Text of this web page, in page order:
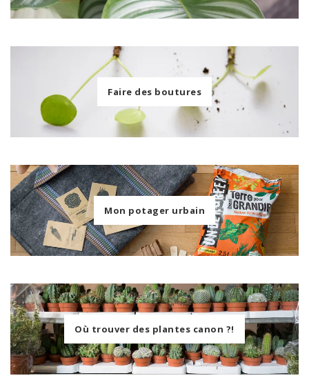
Faire des boutures
Mon potager urbain
Où trouver des plantes canon ?!